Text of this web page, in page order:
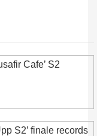
Cafe’ S2
S2’ finale records